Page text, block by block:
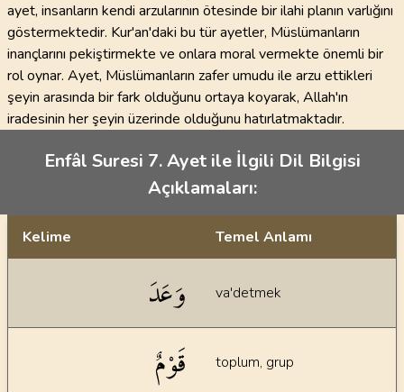
ayet, insanların kendi arzularının ötesinde bir ilahi planın varlığını
göstermektedir. Kur'an'daki bu tür ayetler, Müslümanların
inançlarını pekiştirmekte ve onlara moral vermekte önemli bir
rol oynar. Ayet, Müslümanların zafer umudu ile arzu ettikleri
şeyin arasında bir fark olduğunu ortaya koyarak, Allah'ın
iradesinin her şeyin üzerinde olduğunu hatırlatmaktadır.
Enfâl Suresi 7. Ayet ile İlgili Dil Bilgisi
Açıklamaları:
Kelime Temel Anlamı
وَعَدَ va'detmek
قَوْمٌ toplum, grup